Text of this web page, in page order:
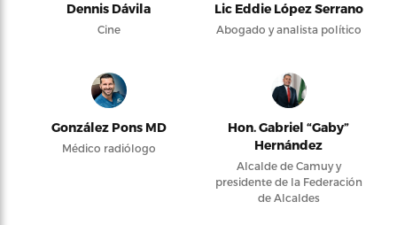
Dennis Dávila
Cine
Lic Eddie López Serrano
Abogado y analista político
González Pons MD
Médico radiólogo
Hon. Gabriel “Gaby”
Hernández
Alcalde de Camuy y
presidente de la Federación
de Alcaldes